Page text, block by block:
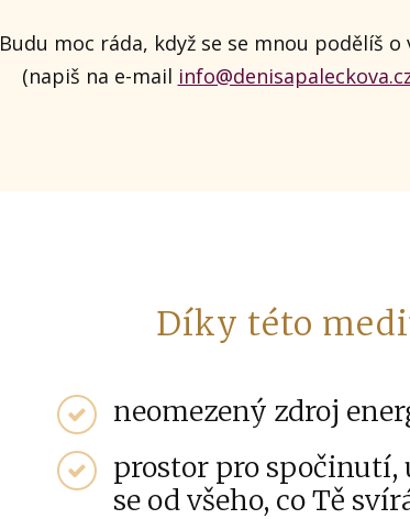
Budu moc ráda, když se se mnou podělíš
(napiš na e-mail
Díky této
neomezený zdroj
prostor pro
se od všeho, co Tě